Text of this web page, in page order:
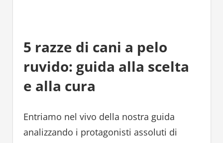
5 razze di cani a pelo
ruvido: guida alla scelta
e alla cura
Entriamo nel vivo della nostra guida
analizzando i protagonisti assoluti di